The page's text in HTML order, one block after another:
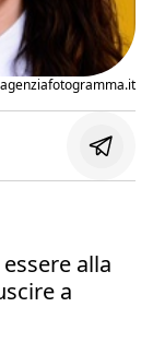
alla
a